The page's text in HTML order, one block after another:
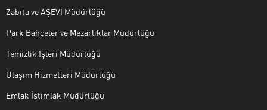
Zabıta ve AŞEVİ Müdürlüğü
Park Bahçeler ve Mezarlıklar Müdürlüğü
Temizlik İşleri Müdürlüğü
Ulaşım Hizmetleri Müdürlüğü
Emlak İstimlak Müdürlüğü